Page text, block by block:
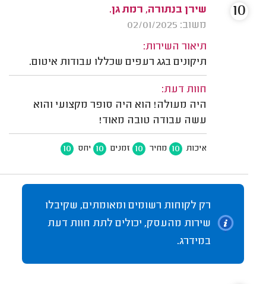
שירן בנתורה, רמת גן.
משוב: 02/01/2025
תיאור השירות:
תיקונים בגג רעפים שכללו עבודות איטום.
חוות דעת:
היה מעולה! הוא היה סופר מקצועי והוא
עשה עבודה טובה מאוד!
איכות 10 מחיר 10 זמנים 10 יחס 10
10
רק לקוחות רשומים ומאומתים, שקיבלו
שירות מהעסק, יכולים לתת חוות דעת
במידרג.